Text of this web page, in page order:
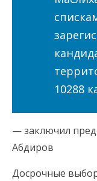
10288
— заключил
Абдиров
Досрочные